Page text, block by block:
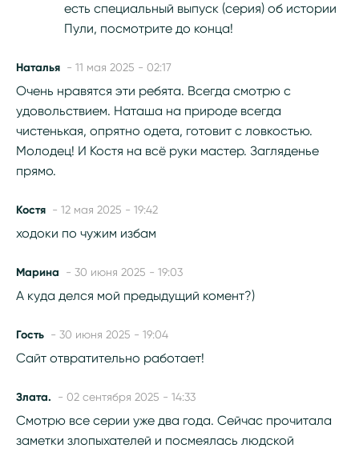
есть специальный выпуск (серия) об истории
Пули, посмотрите до конца!
Наталья - 11 мая 2025 - 02:17
Очень нравятся эти ребята. Всегда смотрю с
удовольствием. Наташа на природе всегда
чистенькая, опрятно одета, готовит с ловкостью.
Молодец! И Костя на всё руки мастер. Загляденье
прямо.
Костя - 12 мая 2025 - 19:42
ходоки по чужим избам
Марина - 30 июня 2025 - 19:03
А куда делся мой предыдущий комент?)
Гость - 30 июня 2025 - 19:04
Сайт отвратительно работает!
Злата. - 02 сентября 2025 - 14:33
Смотрю все серии уже два года. Сейчас прочитала
заметки злопыхателей и посмеялась людской